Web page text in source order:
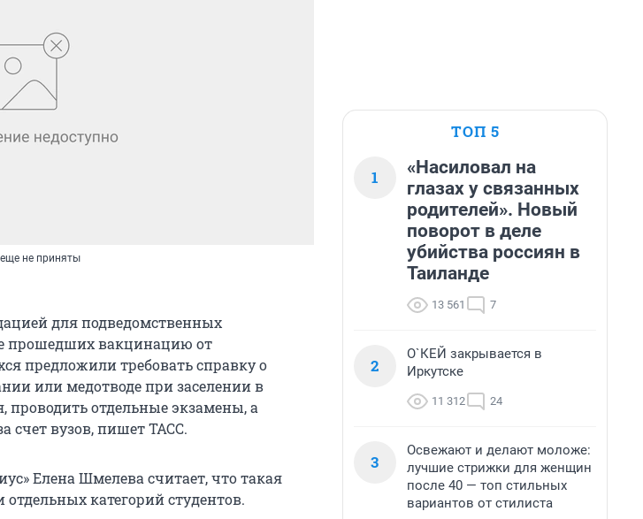
не приняты
для подведомственных
прошедших вакцинацию от
предложили требовать справку о
или медотводе при заселении в
проводить отдельные экзамены, а
счет вузов, пишет ТАСС.
Елена Шмелева считает, что такая
категорий студентов.
ТОП 5
1
«Насиловал на
глазах у связанных
родителей». Новый
поворот в деле
убийства россиян в
Таиланде
13 561 7
2
О`КЕЙ закрывается в
Иркутске
11 312 24
3
Освежают и делают моложе:
лучшие стрижки для женщин
после 40 — топ стильных
вариантов от стилиста